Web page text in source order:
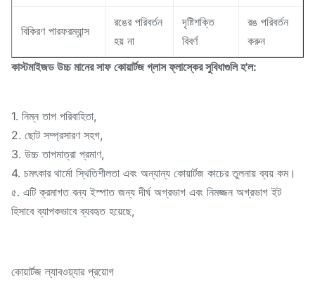
বিকিরণ পারফরম্যান্স
রঙের পরিবর্তন
হয় না
দৃষ্টিশক্তি
বিবর্ণ
রঙ পরিবর্তন
করুন
কাস্টমাইজড উচ্চ মানের সাফ কোয়ার্টজ গ্লাস ফ্লাস্কের সুবিধাগুলি হ'ল:
1. নিম্ন তাপ পরিবাহিতা,
2. ছোট সম্প্রসারণ সহগ,
3. উচ্চ তাপমাত্রা প্রমাণ,
4. চমৎকার থার্মো স্থিতিশীলতা এবং অন্যান্য কোয়ার্টজ কাচের তুলনায় ব্যয় কম।
৫. এটি ক্রমাগত বন্য ইস্পাত জন্য দীর্ঘ অগ্রভাগ এবং নিমজ্জন অগ্রভাগ ইট
হিসাবে ব্যাপকভাবে ব্যবহৃত হয়েছে,
কোয়ার্টজ ল্যাবওয়্যার প্রয়োগ